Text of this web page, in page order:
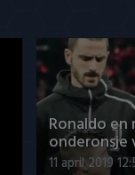
Ronaldo
onderonsje
11 april 2019